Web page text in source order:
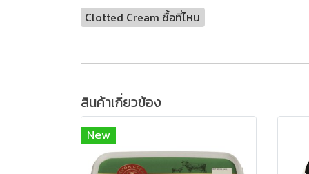
Clotted Cream ซื้อที่ไหน
สินค้าเกี่ยวข้อง
New